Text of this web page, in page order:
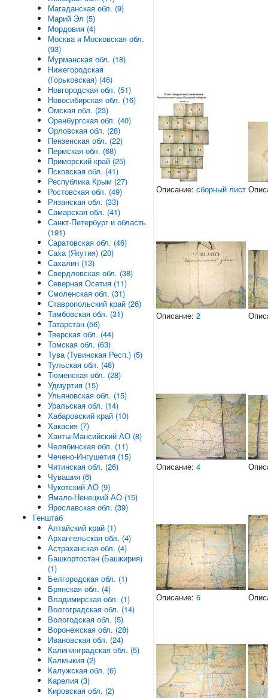
Описание:сборный лист
Описание:2
Описание:4
Описание:6
Магаданская обл. (9)
Марий Эл (5)
Мордовия (4)
Москва и Московская обл.
(93)
Мурманская обл. (18)
Нижегородская
(Горьковская) (46)
Новгородская обл. (51)
Новосибирская обл. (16)
Омская обл. (23)
Оренбургская обл. (40)
Орловская обл. (28)
Пензенская обл. (22)
Пермская обл. (68)
Приморский край (25)
Псковская обл. (41)
Республика Крым (27)
Ростовская обл. (49)
Рязанская обл. (33)
Самарская обл. (41)
Санкт-Петербург и область
(191)
Саратовская обл. (46)
Саха (Якутия) (20)
Сахалин (13)
Свердловская обл. (38)
Северная Осетия (11)
Смоленская обл. (31)
Ставропольский край (26)
Тамбовская обл. (31)
Татарстан (56)
Тверская обл. (44)
Томская обл. (63)
Тува (Тувинская Респ.) (5)
Тульская обл. (48)
Тюменская обл. (28)
Удмуртия (15)
Ульяновская обл. (15)
Уральская обл. (14)
Хабаровский край (10)
Хакасия (7)
Ханты-Мансийский АО (8)
Челябинская обл. (11)
Чечено-Ингушетия (15)
Читинская обл. (26)
Чувашия (6)
Чукотский АО (9)
Ямало-Ненецкий АО (15)
Ярославская обл. (39)
Генштаб
Алтайский край (1)
Архангельская обл. (4)
Астраханская обл. (4)
Башкортостан (Башкирия)
(1)
Белгородская обл. (1)
Брянская обл. (4)
Владимирская обл. (1)
Волгоградская обл. (14)
Вологодская обл. (5)
Воронежская обл. (28)
Ивановская обл. (24)
Калининградская обл. (5)
Калмыкия (2)
Калужская обл. (6)
Карелия (3)
Кировская обл. (2)